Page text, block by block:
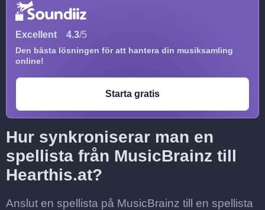
Excellent 4.3/5
Den bästa lösningen för att hantera din musiksamling
online!
Starta gratis
Hur synkroniserar man en
spellista från MusicBrainz till
Hearthis.at?
Anslut en spellista på MusicBrainz till en spellista